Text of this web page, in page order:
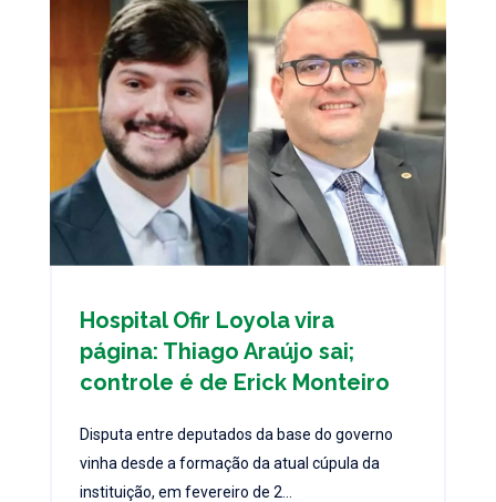
Hospital Ofir Loyola vira
página: Thiago Araújo sai;
controle é de Erick Monteiro
Disputa entre deputados da base do governo
vinha desde a formação da atual cúpula da
instituição, em fevereiro de 2...